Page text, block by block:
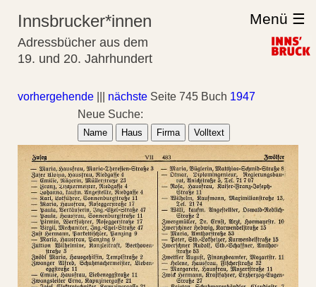
Innsbrucker*innen
Adressbücher aus dem
19. und 20. Jahrhundert
Menü ☰
vorhergehende nächste Seite 745 Buch 1947
Neue Suche:
Name Haus Firma Volltext